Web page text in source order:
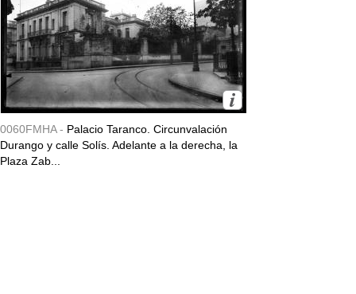
0060FMHA - Palacio Taranco. Circunvalación
Durango y calle Solís. Adelante a la derecha, la
Plaza Zab...